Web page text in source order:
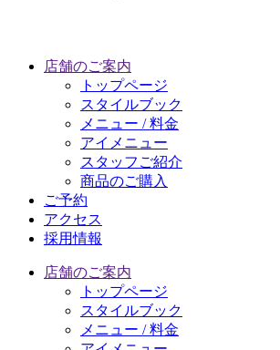
店舗のご案内
トップページ
スタイルブック
メニュー / 料金
アイメニュー
スタッフご紹介
商品のご購入
ご予約
アクセス
採用情報
店舗のご案内
トップページ
スタイルブック
メニュー / 料金